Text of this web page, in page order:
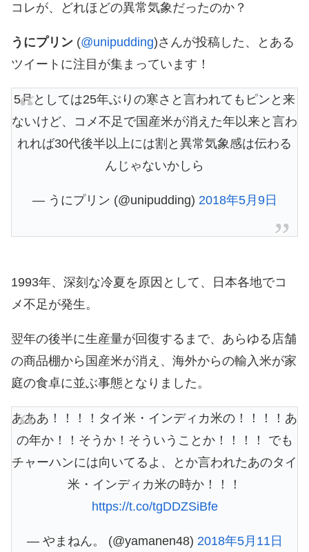
コレが、どれほどの異常気象だったのか？
うにプリン (@unipudding)さんが投稿した、とある
ツイートに注目が集まっています！
5月としては25年ぶりの寒さと言われてもピンと来
ないけど、コメ不足で国産米が消えた年以来と言わ
れれば30代後半以上には割と異常気象感は伝わる
んじゃないかしら
— うにプリン (@unipudding) 2018年5月9日
1993年、深刻な冷夏を原因として、日本各地でコ
メ不足が発生。
翌年の後半に生産量が回復するまで、あらゆる店舗
の商品棚から国産米が消え、海外からの輸入米が家
庭の食卓に並ぶ事態となりました。
あああ！！！！タイ米・インディカ米の！！！！あ
の年か！！そうか！そういうことか！！！！ でも
チャーハンには向いてるよ、とか言われたあのタイ
米・インディカ米の時か！！！
https://t.co/tgDDZSiBfe
— やまねん。 (@yamanen48) 2018年5月11日